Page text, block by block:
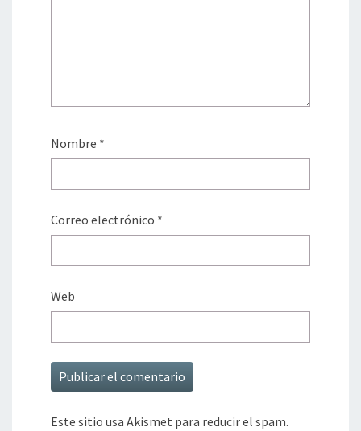
Nombre *
Correo electrónico *
Web
Este sitio usa Akismet para reducir el spam.